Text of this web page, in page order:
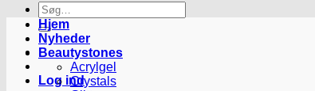
Søg
efter:
Log ind
Hjem
Nyheder
Beautystones
Acrylgel
Crystals